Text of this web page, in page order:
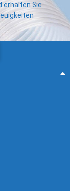
erhalten Sie